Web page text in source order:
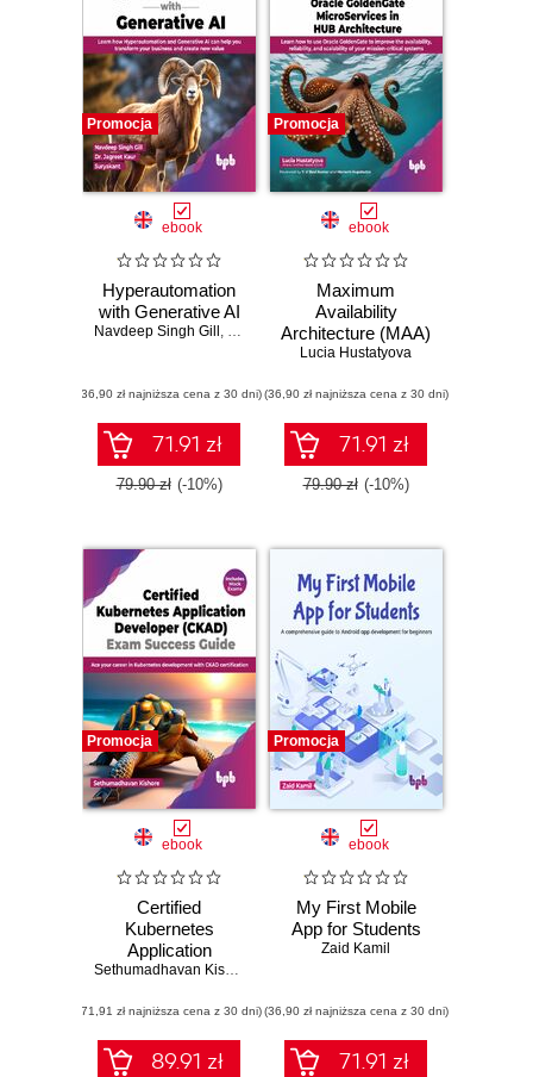
Promocja
ebook
Hyperautomation
with Generative AI
Navdeep Singh Gill , Dr. Jagreet Kaur,Suryakant
(36,90 zł najniższa cena z 30 dni)
71.91 zł
79.90 zł (-10%)
Promocja
ebook
Maximum
Availability
Architecture (MAA)
with Oracle
MicroServices in
HUB Architecture
Lucia Hustatyova
(36,90 zł najniższa cena z 30 dni)
71.91 zł
79.90 zł (-10%)
Promocja
ebook
Certified
Kubernetes
Application
Developer (CKAD)
Guide
Sethumadhavan Kishore
(71,91 zł najniższa cena z 30 dni)
89.91 zł
Promocja
ebook
My First Mobile
App for Students
Zaid Kamil
(36,90 zł najniższa cena z 30 dni)
71.91 zł